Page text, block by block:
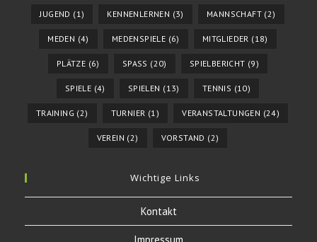
JUGEND (1) KENNENLERNEN (3) MANNSCHAFT(2)
MEDEN (4) MEDENSPIELE (6) MITGLIEDER (18)
PLÄTZE (6) SPASS (20) SPIELBERICHT (9)
SPIELE (4) SPIELEN (13) TENNIS (10)
TRAINING (2) TURNIER (1) VERANSTALTUNGEN (24)
VEREIN (2) VORSTAND (2)
Wichtige Links
Kontakt